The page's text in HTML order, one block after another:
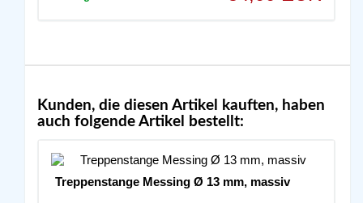
Kunden, die diesen Artikel kauften, haben
auch folgende Artikel bestellt:
Treppenstange Messing Ø 13 mm, massiv